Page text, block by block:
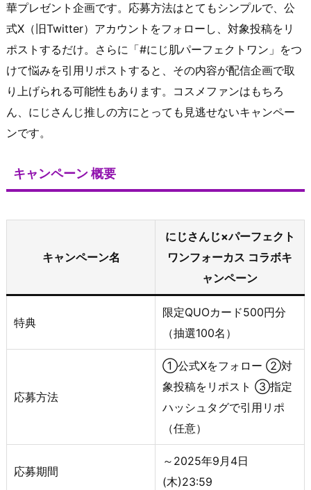
華プレゼント企画です。応募方法はとてもシンプルで、公
式X（旧Twitter）アカウントをフォローし、対象投稿をリ
ポストするだけ。さらに「#にじ肌パーフェクトワン」をつ
けて悩みを引用リポストすると、その内容が配信企画で取
り上げられる可能性もあります。コスメファンはもちろ
ん、にじさんじ推しの方にとっても見逃せないキャンペー
ンです。
キャンペーン 概要
キャンペーン名
にじさんじ×パーフェクト
ワンフォーカス コラボキ
ャンペーン
特典
限定QUOカード500円分
（抽選100名）
応募方法
①公式Xをフォロー ②対
象投稿をリポスト ③指定
ハッシュタグで引用リポ
（任意）
応募期間
～2025年9月4日
(木)23:59